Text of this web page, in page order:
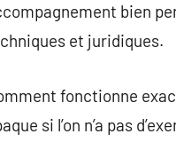
bien
et juridiques.
fonctionne
si l’on n’a pas